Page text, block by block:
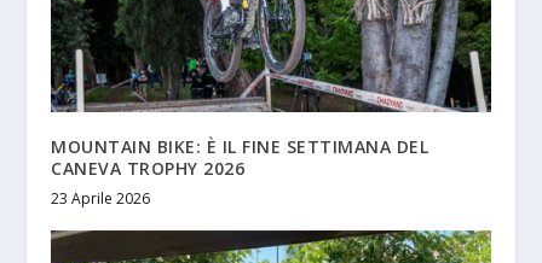
MOUNTAIN BIKE: È IL FINE SETTIMANA DEL
CANEVA TROPHY 2026
23 Aprile 2026